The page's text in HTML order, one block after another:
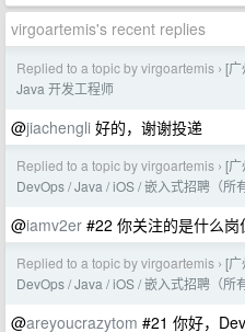
virgoartemis's recent replies
Replied to a topic by virgoartemis › [广
Java 开发工程师
@jiachengli 好的，谢谢投递
Replied to a topic by virgoartemis › [广
DevOps / Java / iOS / 嵌入式招聘（所
@iamv2er #22 你关注的是什么岗
Replied to a topic by virgoartemis › [广
DevOps / Java / iOS / 嵌入式招聘（所
@areyoucrazytom #21 你好，